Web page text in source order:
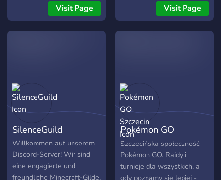
Visit Page
We have a team of traders
on hand with questions
AND solid advice. Just
Visit Page
SilenceGuild
Willkommen auf unserem
Discord-Server! Wir sind
eine engagierte und
freundliche Minecraft-Gilde,
Pokémon GO
Szczecin
Szczecińska społeczność
Pokémon GO. Raidy i
turnieje dla wszystkich, a
gdy poznamy się lepiej -